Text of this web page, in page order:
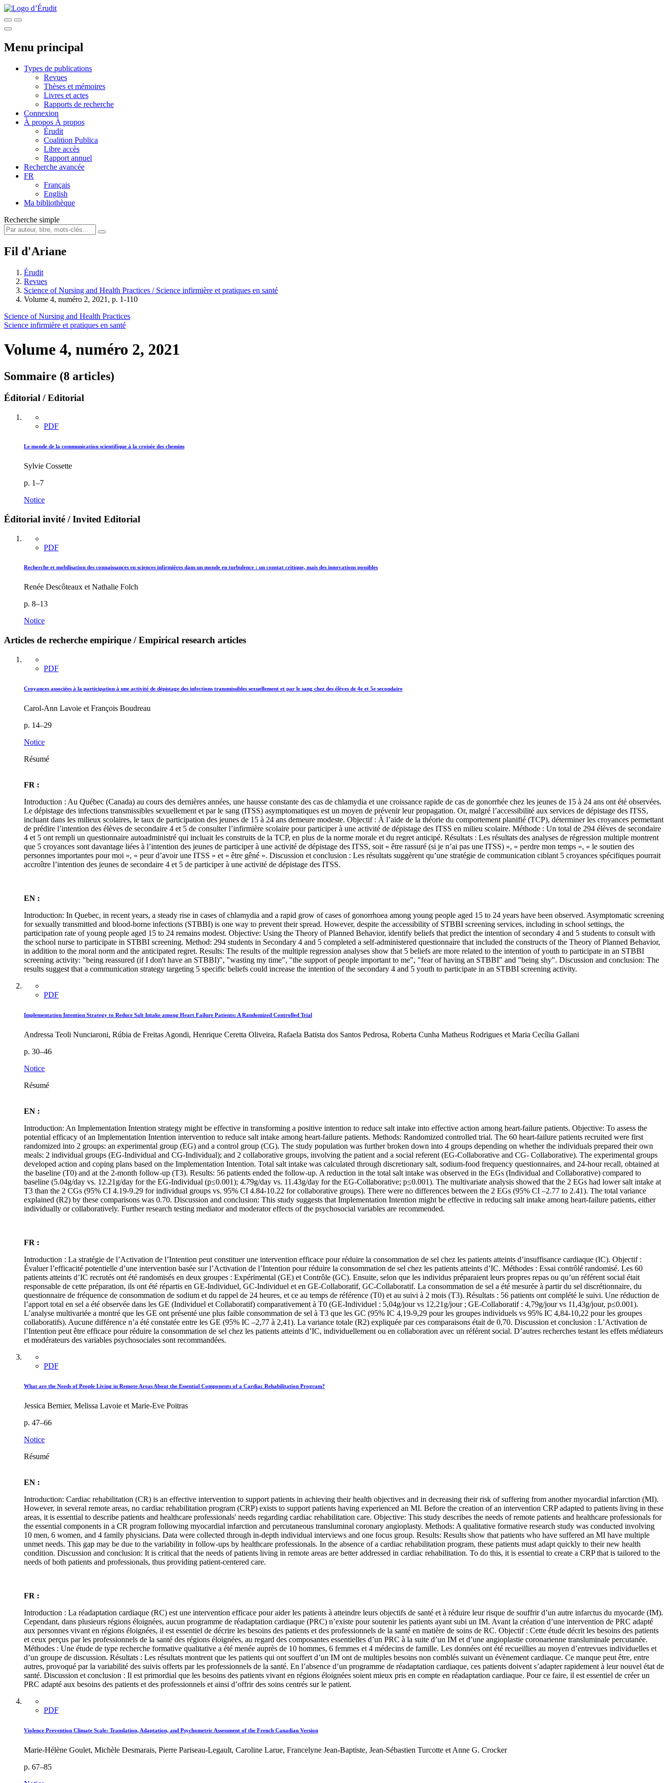
Menu principal
Types de publications
Revues
Thèses et mémoires
Livres et actes
Rapports de recherche
Connexion
À propos À propos
Érudit
Coalition Publica
Libre accès
Rapport annuel
Recherche avancée
FR
Français
English
Ma bibliothèque
Recherche simple
Fil d'Ariane
Érudit
Revues
Science of Nursing and Health Practices / Science infirmière et pratiques en santé
Volume 4, numéro 2, 2021, p. 1-110
Science of Nursing and Health Practices
Science infirmière et pratiques en santé
Volume 4, numéro 2, 2021
Sommaire (8 articles)
Éditorial / Editorial
PDF
Le monde de la communication scientifique à la croisée des chemins
Sylvie Cossette
p. 1–7
Notice
Éditorial invité / Invited Editorial
PDF
Recherche et mobilisation des connaissances en sciences infirmières dans un monde en turbulence : un constat critique, mais des innovations possibles
Renée Descôteaux et Nathalie Folch
p. 8–13
Notice
Articles de recherche empirique / Empirical research articles
PDF
Croyances associées à la participation à une activité de dépistage des infections transmissibles sexuellement et par le sang chez des élèves de 4e et 5e secondaire
Carol-Ann Lavoie et François Boudreau
p. 14–29
Notice
Résumé
FR :
Introduction : Au Québec (Canada) au cours des dernières années, une hausse constante des cas de chlamydia et une croissance rapide de cas de gonorrhée chez les jeunes de 15 à 24 ans ont été observées.
Le dépistage des infections transmissibles sexuellement et par le sang (ITSS) asymptomatiques est un moyen de prévenir leur propagation. Or, malgré l’accessibilité aux services de dépistage des ITSS,
incluant dans les milieux scolaires, le taux de participation des jeunes de 15 à 24 ans demeure modeste. Objectif : À l’aide de la théorie du comportement planifié (TCP), déterminer les croyances permettant
de prédire l’intention des élèves de secondaire 4 et 5 de consulter l’infirmière scolaire pour participer à une activité de dépistage des ITSS en milieu scolaire. Méthode : Un total de 294 élèves de secondaire
4 et 5 ont rempli un questionnaire autoadministré qui incluait les construits de la TCP, en plus de la norme morale et du regret anticipé. Résultats : Les résultats des analyses de régression multiple montrent
que 5 croyances sont davantage liées à l’intention des jeunes de participer à une activité de dépistage des ITSS, soit « être rassuré (si je n’ai pas une ITSS) », « perdre mon temps », « le soutien des
personnes importantes pour moi », « peur d’avoir une ITSS » et « être gêné ». Discussion et conclusion : Les résultats suggèrent qu’une stratégie de communication ciblant 5 croyances spécifiques pourrait
accroître l’intention des jeunes de secondaire 4 et 5 de participer à une activité de dépistage des ITSS.
EN :
Introduction: In Quebec, in recent years, a steady rise in cases of chlamydia and a rapid grow of cases of gonorrhoea among young people aged 15 to 24 years have been observed. Asymptomatic screening
for sexually transmitted and blood-borne infections (STBBI) is one way to prevent their spread. However, despite the accessibility of STBBI screening services, including in school settings, the
participation rate of young people aged 15 to 24 remains modest. Objective: Using the Theory of Planned Behavior, identify beliefs that predict the intention of secondary 4 and 5 students to consult with
the school nurse to participate in STBBI screening. Method: 294 students in Secondary 4 and 5 completed a self-administered questionnaire that included the constructs of the Theory of Planned Behavior,
in addition to the moral norm and the anticipated regret. Results: The results of the multiple regression analyses show that 5 beliefs are more related to the intention of youth to participate in an STBBI
screening activity: "being reassured (if I don't have an STBBI)", "wasting my time", "the support of people important to me", "fear of having an STBBI" and "being shy". Discussion and conclusion: The
results suggest that a communication strategy targeting 5 specific beliefs could increase the intention of the secondary 4 and 5 youth to participate in an STBBI screening activity.
PDF
Implementation Intention Strategy to Reduce Salt Intake among Heart Failure Patients: A Randomized Controlled Trial
Andressa Teoli Nunciaroni, Rúbia de Freitas Agondi, Henrique Ceretta Oliveira, Rafaela Batista dos Santos Pedrosa, Roberta Cunha Matheus Rodrigues et Maria Cecília Gallani
p. 30–46
Notice
Résumé
EN :
Introduction: An Implementation Intention strategy might be effective in transforming a positive intention to reduce salt intake into effective action among heart-failure patients. Objective: To assess the
potential efficacy of an Implementation Intention intervention to reduce salt intake among heart-failure patients. Methods: Randomized controlled trial. The 60 heart-failure patients recruited were first
randomized into 2 groups: an experimental group (EG) and a control group (CG). The study population was further broken down into 4 groups depending on whether the individuals prepared their own
meals: 2 individual groups (EG-Individual and CG-Individual); and 2 collaborative groups, involving the patient and a social referent (EG-Collaborative and CG- Collaborative). The experimental groups
developed action and coping plans based on the Implementation Intention. Total salt intake was calculated through discretionary salt, sodium-food frequency questionnaires, and 24-hour recall, obtained at
the baseline (T0) and at the 2-month follow-up (T3). Results: 56 patients ended the follow-up. A reduction in the total salt intake was observed in the EGs (Individual and Collaborative) compared to
baseline (5.04g/day vs. 12.21g/day for the EG-Individual (p≤0.001); 4.79g/day vs. 11.43g/day for the EG-Collaborative; p≤0.001). The multivariate analysis showed that the 2 EGs had lower salt intake at
T3 than the 2 CGs (95% CI 4.19-9.29 for individual groups vs. 95% CI 4.84-10.22 for collaborative groups). There were no differences between the 2 EGs (95% CI –2.77 to 2.41). The total variance
explained (R2) by these comparisons was 0.70. Discussion and conclusion: This study suggests that Implementation Intention might be effective in reducing salt intake among heart-failure patients, either
individually or collaboratively. Further research testing mediator and moderator effects of the psychosocial variables are recommended.
FR :
Introduction : La stratégie de l’Activation de l’Intention peut constituer une intervention efficace pour réduire la consommation de sel chez les patients atteints d’insuffisance cardiaque (IC). Objectif :
Évaluer l’efficacité potentielle d’une intervention basée sur l’Activation de l’Intention pour réduire la consommation de sel chez les patients atteints d’IC. Méthodes : Essai contrôlé randomisé. Les 60
patients atteints d’IC recrutés ont été randomisés en deux groupes : Expérimental (GE) et Contrôle (GC). Ensuite, selon que les individus préparaient leurs propres repas ou qu’un référent social était
responsable de cette préparation, ils ont été répartis en GE-Individuel, GC-Individuel et en GE-Collaboratif, GC-Collaboratif. La consommation de sel a été mesurée à partir du sel discrétionnaire, du
questionnaire de fréquence de consommation de sodium et du rappel de 24 heures, et ce au temps de référence (T0) et au suivi à 2 mois (T3). Résultats : 56 patients ont complété le suivi. Une réduction de
l’apport total en sel a été observée dans les GE (Individuel et Collaboratif) comparativement à T0 (GE-Individuel : 5,04g/jour vs 12,21g/jour ; GE-Collaboratif : 4,79g/jour vs 11,43g/jour, p≤0.001).
L’analyse multivariée a montré que les GE ont présenté une plus faible consommation de sel à T3 que les GC (95% IC 4,19-9,29 pour les groupes individuels vs 95% IC 4,84-10,22 pour les groupes
collaboratifs). Aucune différence n’a été constatée entre les GE (95% IC –2,77 à 2,41). La variance totale (R2) expliquée par ces comparaisons était de 0,70. Discussion et conclusion : L’Activation de
l’Intention peut être efficace pour réduire la consommation de sel chez les patients atteints d’IC, individuellement ou en collaboration avec un référent social. D’autres recherches testant les effets médiateurs
et modérateurs des variables psychosociales sont recommandées.
PDF
What are the Needs of People Living in Remote Areas About the Essential Components of a Cardiac Rehabilitation Program?
Jessica Bernier, Melissa Lavoie et Marie-Eve Poitras
p. 47–66
Notice
Résumé
EN :
Introduction: Cardiac rehabilitation (CR) is an effective intervention to support patients in achieving their health objectives and in decreasing their risk of suffering from another myocardial infarction (MI).
However, in several remote areas, no cardiac rehabilitation program (CRP) exists to support patients having experienced an MI. Before the creation of an intervention CRP adapted to patients living in these
areas, it is essential to describe patients and healthcare professionals' needs regarding cardiac rehabilitation care. Objective: This study describes the needs of remote patients and healthcare professionals for
the essential components in a CR program following myocardial infarction and percutaneous transluminal coronary angioplasty. Methods: A qualitative formative research study was conducted involving
10 men, 6 women, and 4 family physicians. Data were collected through in-depth individual interviews and one focus group. Results: Results show that patients who have suffered an MI have multiple
unmet needs. This gap may be due to the variability in follow-ups by healthcare professionals. In the absence of a cardiac rehabilitation program, these patients must adapt quickly to their new health
condition. Discussion and conclusion: It is critical that the needs of patients living in remote areas are better addressed in cardiac rehabilitation. To do this, it is essential to create a CRP that is tailored to the
needs of both patients and professionals, thus providing patient-centered care.
FR :
Introduction : La réadaptation cardiaque (RC) est une intervention efficace pour aider les patients à atteindre leurs objectifs de santé et à réduire leur risque de souffrir d’un autre infarctus du myocarde (IM).
Cependant, dans plusieurs régions éloignées, aucun programme de réadaptation cardiaque (PRC) n’existe pour soutenir les patients ayant subi un IM. Avant la création d’une intervention de PRC adapté
aux personnes vivant en régions éloignées, il est essentiel de décrire les besoins des patients et des professionnels de la santé en matière de soins de RC. Objectif : Cette étude décrit les besoins des patients
et ceux perçus par les professionnels de la santé des régions éloignées, au regard des composantes essentielles d’un PRC à la suite d’un IM et d’une angioplastie coronarienne transluminale percutanée.
Méthodes : Une étude de type recherche formative qualitative a été menée auprès de 10 hommes, 6 femmes et 4 médecins de famille. Les données ont été recueillies au moyen d’entrevues individuelles et
d’un groupe de discussion. Résultats : Les résultats montrent que les patients qui ont souffert d’un IM ont de multiples besoins non comblés suivant un évènement cardiaque. Ce manque peut être, entre
autres, provoqué par la variabilité des suivis offerts par les professionnels de la santé. En l’absence d’un programme de réadaptation cardiaque, ces patients doivent s’adapter rapidement à leur nouvel état de
santé. Discussion et conclusion : Il est primordial que les besoins des patients vivant en régions éloignées soient mieux pris en compte en réadaptation cardiaque. Pour ce faire, il est essentiel de créer un
PRC adapté aux besoins des patients et des professionnels et ainsi d’offrir des soins centrés sur le patient.
PDF
Violence Prevention Climate Scale: Translation, Adaptation, and Psychometric Assessment of the French Canadian Version
Marie-Hélène Goulet, Michèle Desmarais, Pierre Pariseau-Legault, Caroline Larue, Francelyne Jean-Baptiste, Jean-Sébastien Turcotte et Anne G. Crocker
p. 67–85